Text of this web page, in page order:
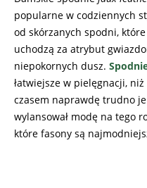
popularne w codziennych
od skórzanych spodni,
uchodzą za atrybut
niepokornych dusz.
łatwiejsze w pielęgnacji,
czasem naprawdę trudno
wylansował modę na tego
które fasony są